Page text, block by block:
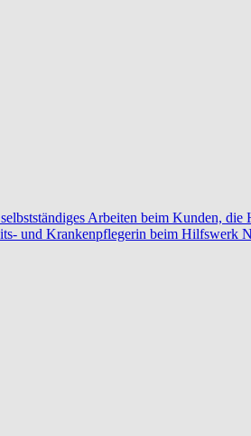
Arbeiten beim Kunden,
und Krankenpflegerin beim Hilfswerk